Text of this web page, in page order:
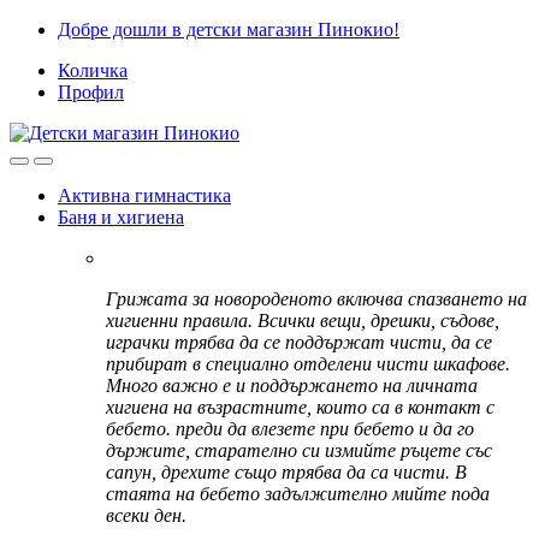
Skip
navigation
Skip
content
Добре дошли в детски магазин Пинокио!
Количка
Профил
Активна гимнастика
Баня и хигиена
Грижата за новороденото включва спазването на
хигиенни правила. Всички вещи, дрешки, съдове,
играчки трябва да се поддържат чисти, да се
прибират в специално отделени чисти шкафове.
Много важно е и поддържането на личната
хигиена на възрастните, които са в контакт с
бебето. преди да влезете при бебето и да го
държите, старателно си измийте ръцете със
сапун, дрехите също трябва да са чисти. В
стаята на бебето задължително мийте пода
всеки ден.